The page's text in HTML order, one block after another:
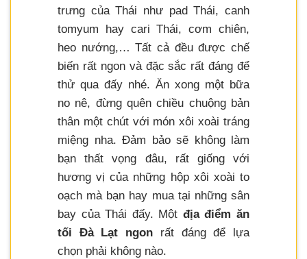
trưng của Thái như pad Thái, canh
tomyum hay cari Thái, cơm chiên,
heo nướng,… Tất cả đều được chế
biến rất ngon và đặc sắc rất đáng để
thử qua đấy nhé. Ăn xong một bữa
no nê, đừng quên chiều chuộng bản
thân một chút với món xôi xoài tráng
miệng nha. Đảm bảo sẽ không làm
bạn thất vọng đâu, rất giống với
hương vị của những hộp xôi xoài to
oạch mà bạn hay mua tại những sân
bay của Thái đấy. Một địa điểm ăn
tối Đà Lạt ngon rất đáng để lựa
chọn phải không nào.